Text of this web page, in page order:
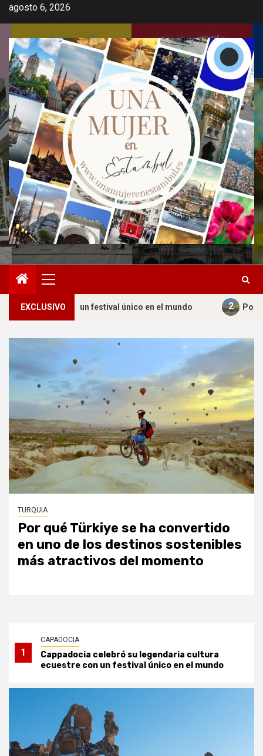
Saltar
agosto 6, 2026
Menú
principal
EXCLUSIVO
único en el mundo 2 Por qué Türkiye se ha
1
CAPADOCIA
Cappadocia celebró su legendaria cultura
ecuestre con un festival único en el mundo
TURQUIA
Por qué Türkiye se ha convertido
en uno de los destinos sostenibles
más atractivos del momento